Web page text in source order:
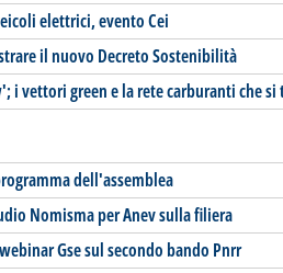
elettrici, evento Cei
il nuovo Decreto Sostenibilità
i vettori green e la rete carburanti che
dell'assemblea
Nomisma per Anev sulla filiera
Gse sul secondo bando Pnrr